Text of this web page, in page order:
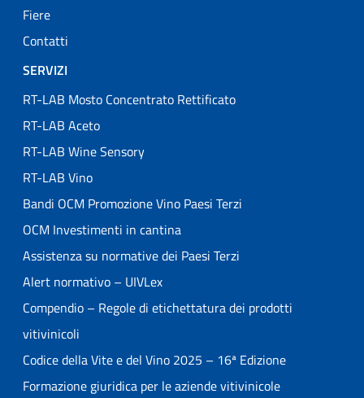
Fiere
Contatti
SERVIZI
RT-LAB Mosto Concentrato Rettificato
RT-LAB Aceto
RT-LAB Wine Sensory
RT-LAB Vino
Bandi OCM Promozione Vino Paesi Terzi
OCM Investimenti in cantina
Assistenza su normative dei Paesi Terzi
Alert normativo – UIVLex
Compendio – Regole di etichettatura dei prodotti
vitivinicoli
Codice della Vite e del Vino 2025 – 16ª Edizione
Formazione giuridica per le aziende vitivinicole